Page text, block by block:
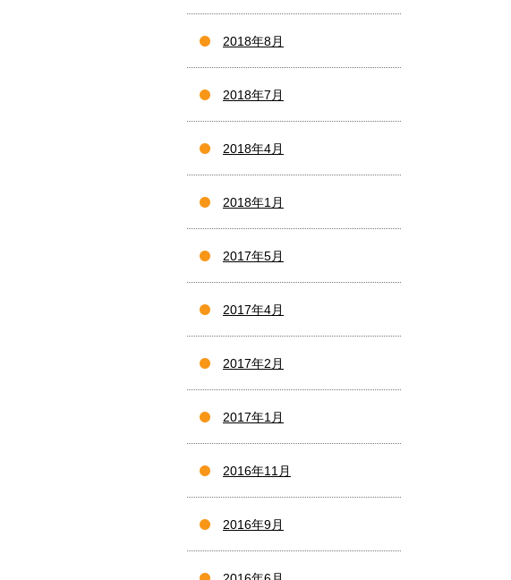
2018年8月
2018年7月
2018年4月
2018年1月
2017年5月
2017年4月
2017年2月
2017年1月
2016年11月
2016年9月